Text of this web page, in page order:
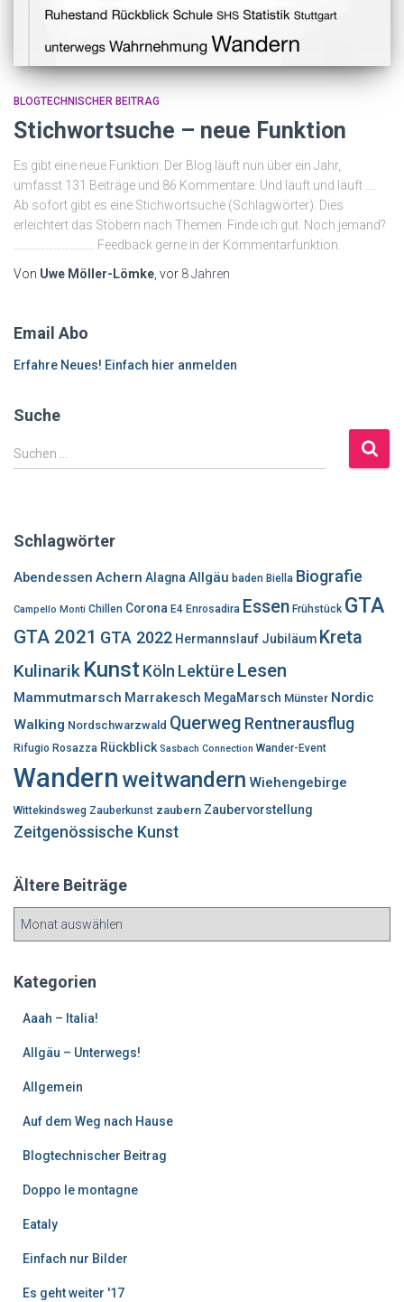
BLOGTECHNISCHER BEITRAG
Stichwortsuche – neue Funktion
Es gibt eine neue Funktion: Der Blog läuft nun über ein Jahr,
umfasst 131 Beiträge und 86 Kommentare. Und läuft und läuft ….
Ab sofort gibt es eine Stichwortsuche (Schlagwörter). Dies
erleichtert das Stöbern nach Themen. Finde ich gut. Noch jemand?
………………………… Feedback gerne in der Kommentarfunktion.
Von Uwe Möller-Lömke , vor 8 Jahren
Email Abo
Erfahre Neues! Einfach hier anmelden
Suche
S
u
n
a
c
:
Suchen …
Schlagwörter
Abendessen Achern Alagna Allgäu baden Biella Biografie
Campello Monti Chillen Corona E4 Enrosadira Essen Frühstück GTA
GTA 2021 GTA 2022 Hermannslauf Jubiläum Kreta
Kulinarik Kunst Köln LektüreLesen
Mammutmarsch Marrakesch MegaMarsch Münster Nordic
Walking Nordschwarzwald Querweg Rentnerausflug
Rifugio Rosazza Rückblick Sasbach Connection Wander-Event
Wandern weitwandern Wiehengebirge
Wittekindsweg Zauberkunst zaubern Zaubervorstellung
Zeitgenössische Kunst
Ältere Beiträge
e
Kategorien
Aaah – Italia!
Allgäu – Unterwegs!
Allgemein
Auf dem Weg nach Hause
Blogtechnischer Beitrag
Doppo le montagne
Eataly
Einfach nur Bilder
Es geht weiter '17